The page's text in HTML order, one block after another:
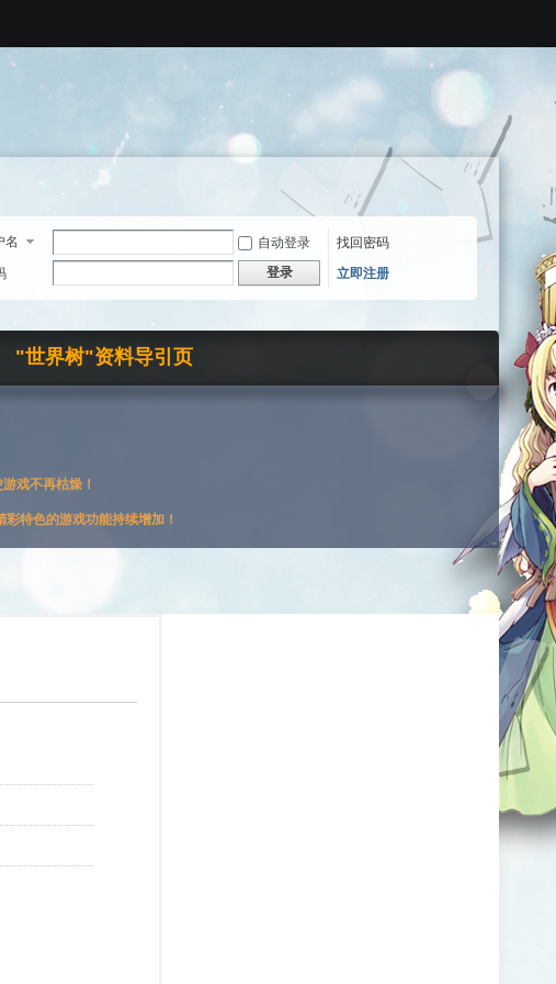
名 自动登录
找回密码
登录 立即注册
"世界树"资料导引页
戏不再枯燥！
彩特色的游戏功能持续增加！